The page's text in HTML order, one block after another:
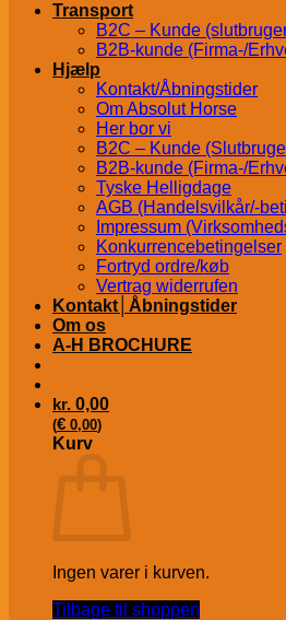
Transport
B2C – Kunde
B2B-kunde (Firma-/
Hjælp
Kontakt/Åbningstider
Om Absolut Horse
Her bor vi
B2C – Kunde
B2B-kunde (Firma-/
Tyske Helligdage
AGB (Handelsvilkår/-
Impressum
Konkurrencebetingelser
Fortryd ordre/køb
Vertrag widerrufen
Kontakt│Åbningstider
Om os
A-H BROCHURE
kr. 0,00
(€ 0,00)
Kurv
Ingen varer i kurven.
Tilbage til shoppen